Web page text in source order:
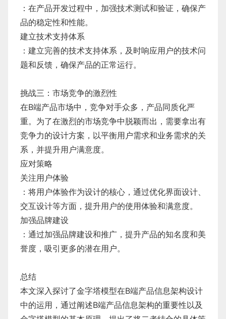
：在产品开发过程中，加强技术测试和验证，确保产
品的稳定性和性能。
建立技术支持体系
：建立完善的技术支持体系，及时响应用户的技术问
题和反馈，确保产品的正常运行。
挑战三：市场竞争的激烈性
在B端产品市场中，竞争对手众多，产品同质化严
重。为了在激烈的市场竞争中脱颖而出，需要拿出有
竞争力的设计方案，以平衡用户需求和业务需求的关
系，并提升用户满意度。
应对策略
关注用户体验
：将用户体验作为设计的核心，通过优化界面设计、
交互设计等方面，提升用户的使用体验和满意度。
加强品牌建设
：通过加强品牌建设和推广，提升产品的知名度和美
誉度，吸引更多的潜在用户。
总结
本文深入探讨了金字塔模型在B端产品信息架构设计
中的运用，通过阐述B端产品信息架构的重要性以及